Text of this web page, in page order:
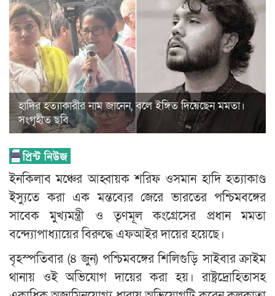
হাদির হত্যাকারীর নাম জানেন, বলে ইঙ্গিত দিয়েছেন মমতা।
সংগৃহীত ছবি
ইনকিলাব মঞ্চের আহ্বায়ক শরিফ ওসমান হাদি হত্যাকাণ্ড
ইস্যুতে করা এক মন্তব্যের জেরে ভারতের পশ্চিমবঙ্গের
সাবেক মুখ্যমন্ত্রী ও তৃণমূল কংগ্রেসের প্রধান মমতা
বন্দ্যোপাধ্যায়ের বিরুদ্ধে এফআইর দায়ের হয়েছে।
বৃহস্পতিবার (৪ জুন) পশ্চিমবঙ্গের শিলিগুড়ি সাইবার ক্রাইম
থানায় ওই অভিযোগ দায়ের করা হয়। রাষ্ট্রদ্রোহিতাসহ